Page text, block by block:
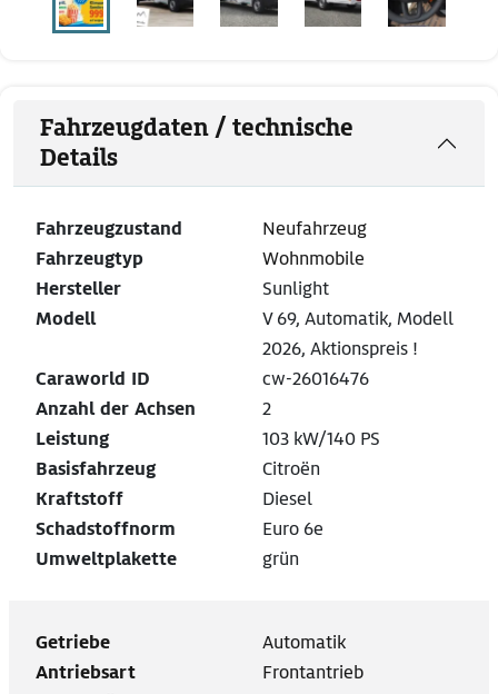
Fahrzeugdaten / technische
Details
Fahrzeugzustand
Neufahrzeug
Fahrzeugtyp
Wohnmobile
Hersteller
Sunlight
Modell
V 69, Automatik, Modell
2026, Aktionspreis !
Caraworld ID
cw-26016476
Anzahl der Achsen
2
Leistung
103 kW/140 PS
Basisfahrzeug
Citroën
Kraftstoff
Diesel
Schadstoffnorm
Euro 6e
Umweltplakette
grün
Getriebe
Automatik
Antriebsart
Frontantrieb